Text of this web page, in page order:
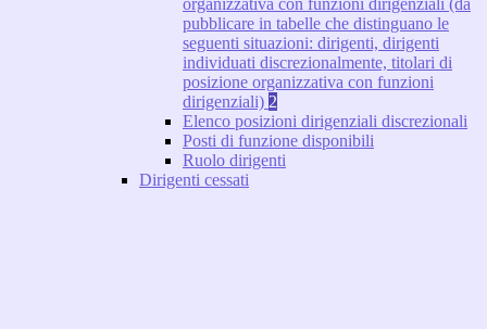
organizzativa con funzioni dirigenziali (da
pubblicare in tabelle che distinguano le
seguenti situazioni: dirigenti, dirigenti
individuati discrezionalmente, titolari di
posizione organizzativa con funzioni
dirigenziali) 2
Elenco posizioni dirigenziali discrezionali
Posti di funzione disponibili
Ruolo dirigenti
Dirigenti cessati